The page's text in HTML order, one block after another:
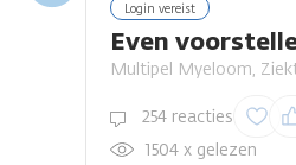
Login vereist
Even
Multipel Myeloom,
254 reacties
1504 x gelezen